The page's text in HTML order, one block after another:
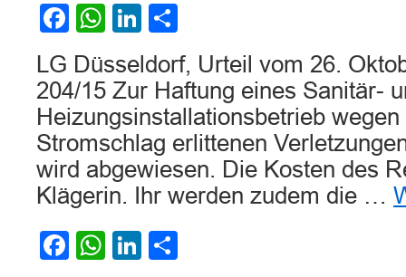
eines
Stromschlags
Facebook
WhatsApp
LinkedIn
LG Düsseldorf, Urteil vom 26.
204/15 Zur Haftung eines Sanitär-
Heizungsinstallationsbetrieb
Stromschlag erlittenen
wird abgewiesen. Die Kosten des
Klägerin. Ihr werden zudem die …
Facebook
WhatsApp
LinkedIn